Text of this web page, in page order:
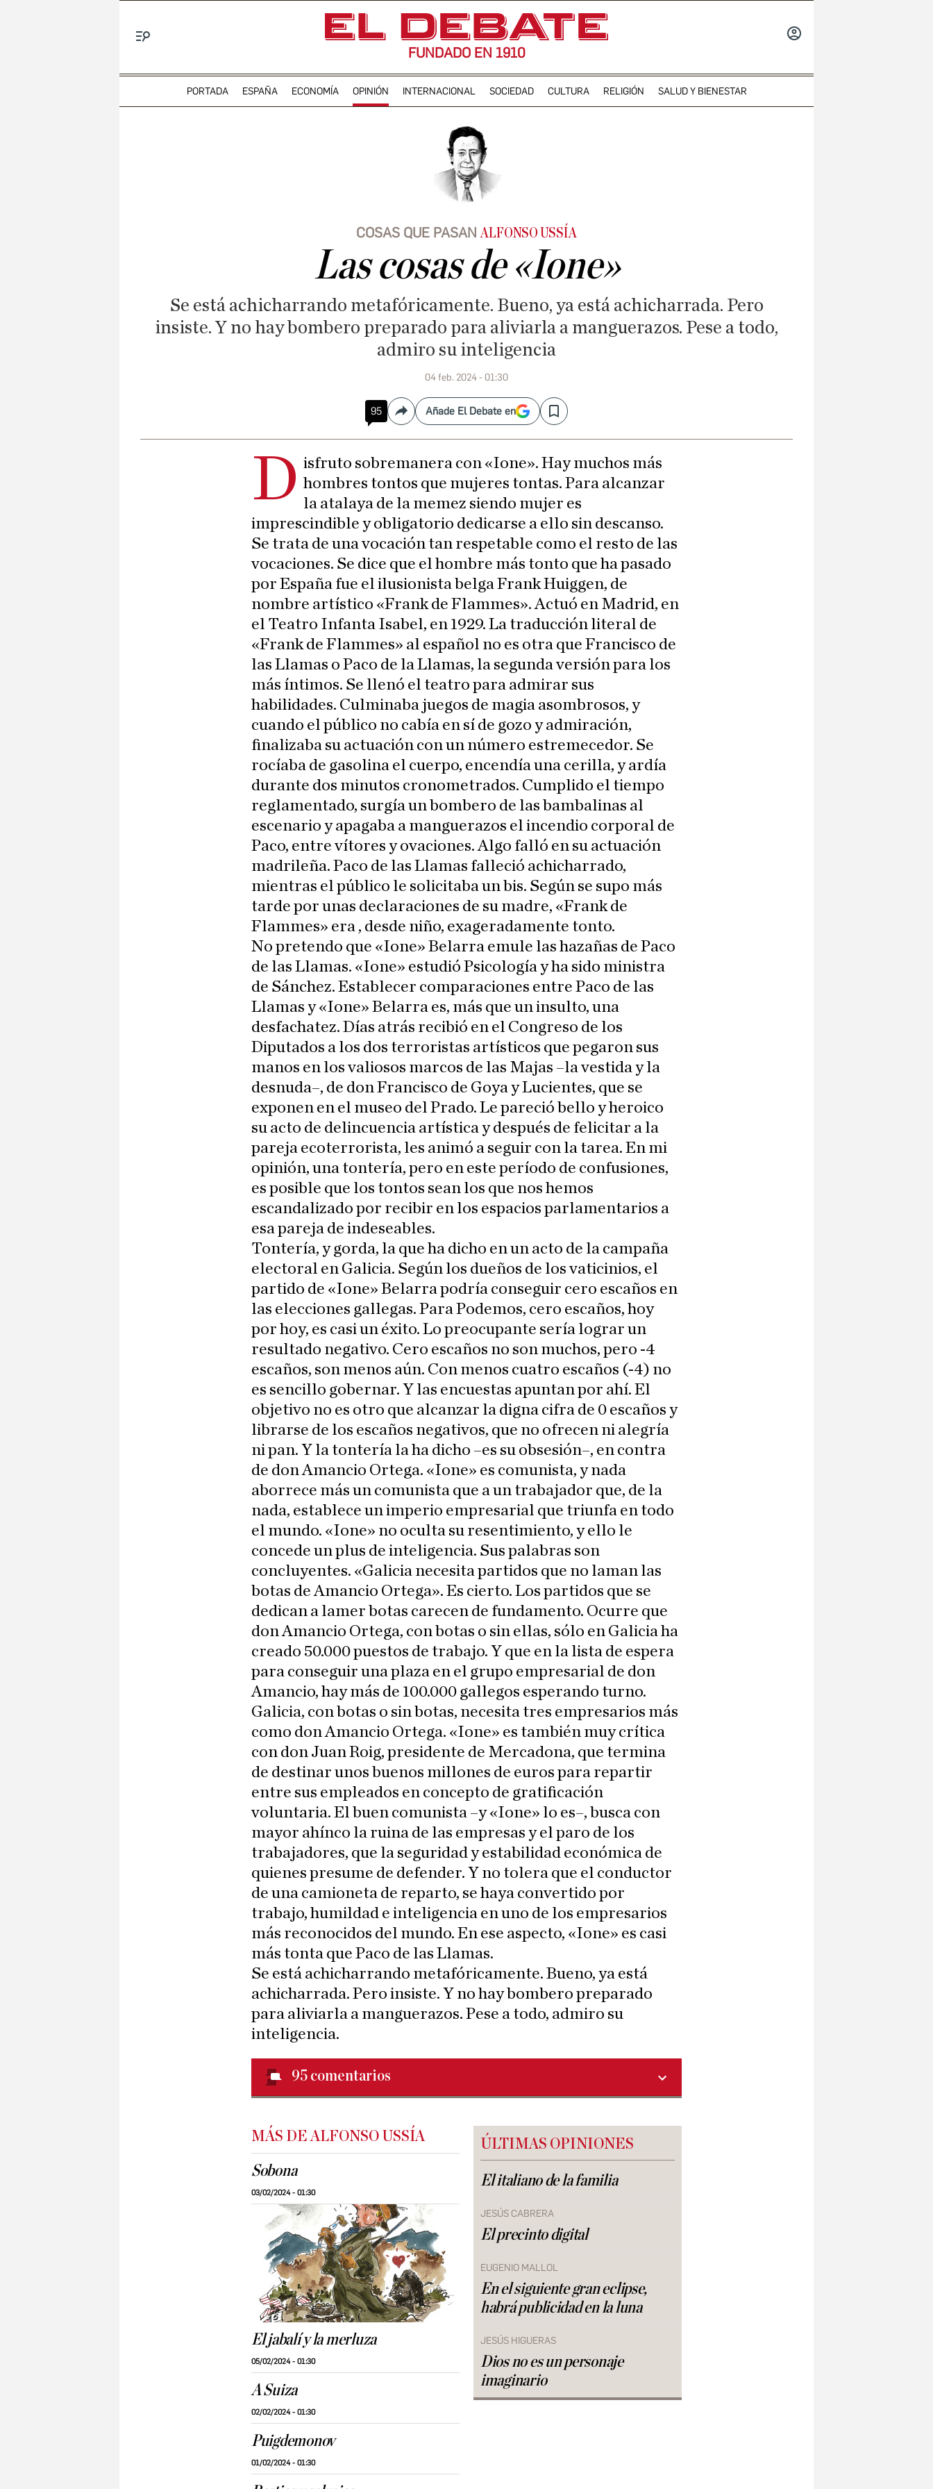
FUNDADO EN 1910
PORTADA ESPAÑA ECONOMÍA OPINIÓN INTERNACIONAL SOCIEDAD CULTURA RELIGIÓN SALUD Y BIENESTAR
COSAS QUE PASAN ALFONSO USSÍA
Las cosas de «Ione»
Se está achicharrando metafóricamente. Bueno, ya está achicharrada. Pero
insiste. Y no hay bombero preparado para aliviarla a manguerazos. Pese a todo,
admiro su inteligencia
04 feb. 2024 - 01:30
95 CompartirAñade El Debate en Save
D isfruto sobremanera con «Ione». Hay muchos más
hombres tontos que mujeres tontas. Para alcanzar
la atalaya de la memez siendo mujer es
imprescindible y obligatorio dedicarse a ello sin descanso.
Se trata de una vocación tan respetable como el resto de las
vocaciones. Se dice que el hombre más tonto que ha pasado
por España fue el ilusionista belga Frank Huiggen, de
nombre artístico «Frank de Flammes». Actuó en Madrid, en
el Teatro Infanta Isabel, en 1929. La traducción literal de
«Frank de Flammes» al español no es otra que Francisco de
las Llamas o Paco de la Llamas, la segunda versión para los
más íntimos. Se llenó el teatro para admirar sus
habilidades. Culminaba juegos de magia asombrosos, y
cuando el público no cabía en sí de gozo y admiración,
finalizaba su actuación con un número estremecedor. Se
rocíaba de gasolina el cuerpo, encendía una cerilla, y ardía
durante dos minutos cronometrados. Cumplido el tiempo
reglamentado, surgía un bombero de las bambalinas al
escenario y apagaba a manguerazos el incendio corporal de
Paco, entre vítores y ovaciones. Algo falló en su actuación
madrileña. Paco de las Llamas falleció achicharrado,
mientras el público le solicitaba un bis. Según se supo más
tarde por unas declaraciones de su madre, «Frank de
Flammes» era , desde niño, exageradamente tonto.
No pretendo que «Ione» Belarra emule las hazañas de Paco
de las Llamas. «Ione» estudió Psicología y ha sido ministra
de Sánchez. Establecer comparaciones entre Paco de las
Llamas y «Ione» Belarra es, más que un insulto, una
desfachatez. Días atrás recibió en el Congreso de los
Diputados a los dos terroristas artísticos que pegaron sus
manos en los valiosos marcos de las Majas –la vestida y la
desnuda–, de don Francisco de Goya y Lucientes, que se
exponen en el museo del Prado. Le pareció bello y heroico
su acto de delincuencia artística y después de felicitar a la
pareja ecoterrorista, les animó a seguir con la tarea. En mi
opinión, una tontería, pero en este período de confusiones,
es posible que los tontos sean los que nos hemos
escandalizado por recibir en los espacios parlamentarios a
esa pareja de indeseables.
Tontería, y gorda, la que ha dicho en un acto de la campaña
electoral en Galicia. Según los dueños de los vaticinios, el
partido de «Ione» Belarra podría conseguir cero escaños en
las elecciones gallegas. Para Podemos, cero escaños, hoy
por hoy, es casi un éxito. Lo preocupante sería lograr un
resultado negativo. Cero escaños no son muchos, pero -4
escaños, son menos aún. Con menos cuatro escaños (-4) no
es sencillo gobernar. Y las encuestas apuntan por ahí. El
objetivo no es otro que alcanzar la digna cifra de 0 escaños y
librarse de los escaños negativos, que no ofrecen ni alegría
ni pan. Y la tontería la ha dicho –es su obsesión–, en contra
de don Amancio Ortega. «Ione» es comunista, y nada
aborrece más un comunista que a un trabajador que, de la
nada, establece un imperio empresarial que triunfa en todo
el mundo. «Ione» no oculta su resentimiento, y ello le
concede un plus de inteligencia. Sus palabras son
concluyentes. «Galicia necesita partidos que no laman las
botas de Amancio Ortega». Es cierto. Los partidos que se
dedican a lamer botas carecen de fundamento. Ocurre que
don Amancio Ortega, con botas o sin ellas, sólo en Galicia ha
creado 50.000 puestos de trabajo. Y que en la lista de espera
para conseguir una plaza en el grupo empresarial de don
Amancio, hay más de 100.000 gallegos esperando turno.
Galicia, con botas o sin botas, necesita tres empresarios más
como don Amancio Ortega. «Ione» es también muy crítica
con don Juan Roig, presidente de Mercadona, que termina
de destinar unos buenos millones de euros para repartir
entre sus empleados en concepto de gratificación
voluntaria. El buen comunista –y «Ione» lo es–, busca con
mayor ahínco la ruina de las empresas y el paro de los
trabajadores, que la seguridad y estabilidad económica de
quienes presume de defender. Y no tolera que el conductor
de una camioneta de reparto, se haya convertido por
trabajo, humildad e inteligencia en uno de los empresarios
más reconocidos del mundo. En ese aspecto, «Ione» es casi
más tonta que Paco de las Llamas.
Se está achicharrando metafóricamente. Bueno, ya está
achicharrada. Pero insiste. Y no hay bombero preparado
para aliviarla a manguerazos. Pese a todo, admiro su
inteligencia.
95 comentarios
MÁS DE ALFONSO USSÍA
Sobona
03/02/2024 - 01:30
El jabalí y la merluza
05/02/2024 - 01:30
A Suiza
02/02/2024 - 01:30
Puigdemonov
01/02/2024 - 01:30
ÚLTIMAS OPINIONES
El italiano de la familia
JESÚS CABRERA
El precinto digital
EUGENIO MALLOL
En el siguiente gran eclipse,
habrá publicidad en la luna
JESÚS HIGUERAS
Dios no es un personaje
imaginario